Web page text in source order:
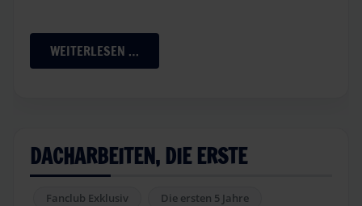
WEITERLESEN …
DACHARBEITEN, DIE ERSTE
Fanclub Exklusiv Die ersten 5 Jahre